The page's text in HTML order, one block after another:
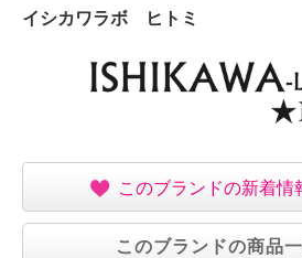
イシカワラボ ヒトミ
このブランドの新着情
このブランドの商品